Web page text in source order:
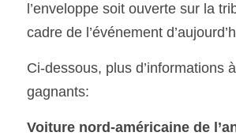
l’enveloppe soit ouverte sur la
cadre de l’événement
Ci-dessous, plus d’informations
gagnants:
Voiture nord-américaine de